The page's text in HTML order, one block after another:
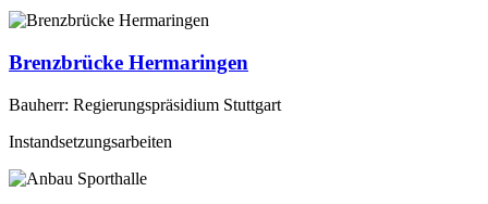
Brenzbrücke Hermaringen
Bauherr: Regierungspräsidium Stuttgart
Instandsetzungsarbeiten